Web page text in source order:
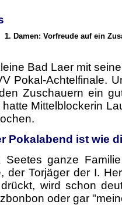
1. Damen: Vorfreude auf ein
Bad Laer mit
Pokal-Achtelfinale.
Zuschauern ein
hatte Mittelblockerin
Pokalabend ist wie
Seetes ganze
der Torjäger der I.
wird schon
oder gar